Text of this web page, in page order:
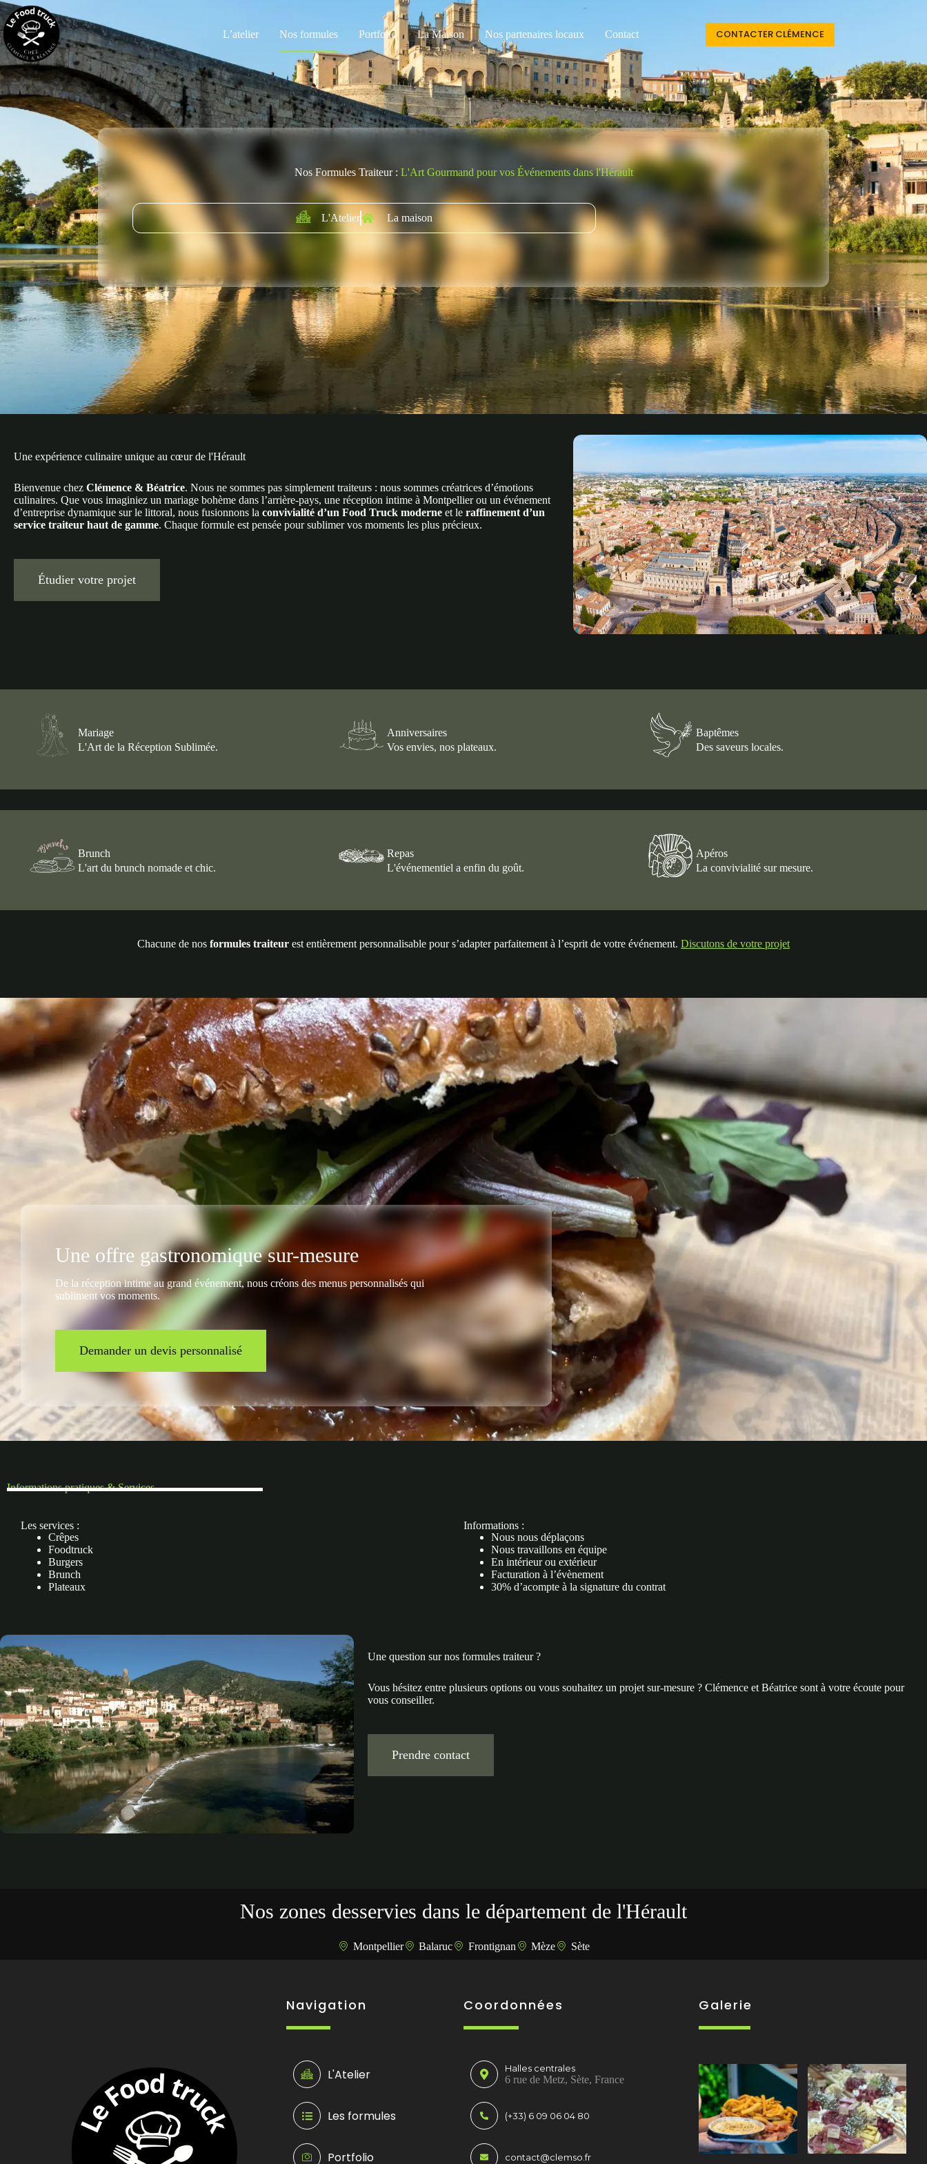
L’atelier Nos formules Portfolio La Maison Nos partenaires locaux Contact CONTACTER CLÉMENCE
Nos Formules Traiteur : L'Art Gourmand pour vos Événements dans l'Hérault
L'Atelier La maison
Une expérience culinaire unique au cœur de l'Hérault
Bienvenue chez Clémence & Béatrice. Nous ne sommes pas simplement traiteurs : nous sommes créatrices d’émotions
culinaires. Que vous imaginiez un mariage bohème dans l’arrière-pays, une réception intime à Montpellier ou un événement
d’entreprise dynamique sur le littoral, nous fusionnons la convivialité d’un Food Truck moderne et le raffinement d’un
service traiteur haut de gamme. Chaque formule est pensée pour sublimer vos moments les plus précieux.
Étudier votre projet
Mariage
L'Art de la Réception Sublimée.
Anniversaires
Vos envies, nos plateaux.
Baptêmes
Des saveurs locales.
Brunch
L'art du brunch nomade et chic.
Repas
L'événementiel a enfin du goût.
Apéros
La convivialité sur mesure.
Chacune de nos formules traiteur est entièrement personnalisable pour s’adapter parfaitement à l’esprit de votre événement. Discutons de votre projet
Une offre gastronomique sur-mesure
De la réception intime au grand événement, nous créons des menus personnalisés qui
subliment vos moments.
Demander un devis personnalisé
Informations pratiques & Services
Les services :
Crêpes
Foodtruck
Burgers
Brunch
Plateaux
Informations :
Nous nous déplaçons
Nous travaillons en équipe
En intérieur ou extérieur
Facturation à l’évènement
30% d’acompte à la signature du contrat
Une question sur nos formules traiteur ?
Vous hésitez entre plusieurs options ou vous souhaitez un projet sur-mesure ? Clémence et Béatrice sont à votre écoute pour
vous conseiller.
Prendre contact
Nos zones desservies dans le département de l'Hérault
Montpellier Balaruc Frontignan Mèze Sète
Navigation
L'Atelier
Les formules
Portfolio
Coordonnées
Halles centrales
6 rue de Metz, Sète, France
(+33) 6 09 06 04 80
contact@clemso.fr
Galerie